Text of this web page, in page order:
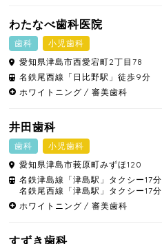
わたなべ歯科医院
歯科
小児歯科
愛知県津島市西愛宕町2丁目78
名鉄尾西線「日比野駅」徒歩9分
ホワイトニング
審美歯科
井田歯科
歯科
小児歯科
愛知県津島市莪原町みずほ120
名鉄津島線「津島駅」タクシー17分
名鉄尾西線「津島駅」タクシー17分
ホワイトニング
審美歯科
すずき歯科